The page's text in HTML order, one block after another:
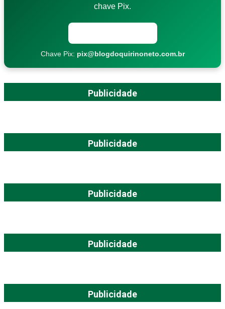
chave Pix.
Chave Pix: pix@blogdoquirinoneto.com.br
Publicidade
Publicidade
Publicidade
Publicidade
Publicidade